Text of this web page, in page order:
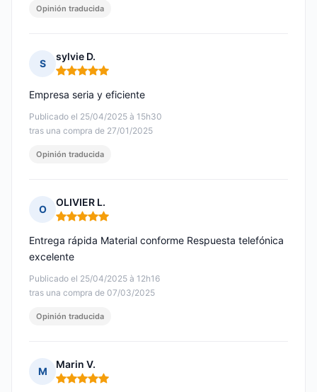
Opinión traducida
S
sylvie D.
Nota: 5 de 5
Publicado el 25/04/2025 à 15h30
tras una compra de 27/01/2025
Empresa seria y eficiente
Opinión traducida
O
OLIVIER L.
Nota: 5 de 5
Publicado el 25/04/2025 à 12h16
tras una compra de 07/03/2025
Entrega rápida Material conforme Respuesta telefónica
excelente
Opinión traducida
M
Marin V.
Nota: 5 de 5